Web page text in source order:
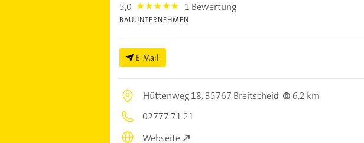
5,0 5.0 1 Bewertung
BAUUNTERNEHMEN
E-Mail
Hüttenweg 18,35767 Breitscheid
6,2 km
02777 71 21
Webseite